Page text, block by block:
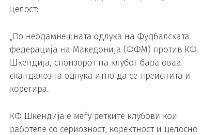
целост:
„По неодамнешната одлука на Фудбалската
федерација на Македонија (ФФМ) против КФ
Шкендија, спонзорот на клубот бара оваа
скандалозна одлука итно да се преиспита и
корегира.
КФ Шкендија е меѓу ретките клубови кои
работеле со сериозност, коректност и целосно